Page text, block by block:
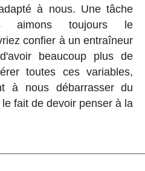
à nous. Une tâche
aimons toujours le
confier à un entraîneur
beaucoup plus de
toutes ces variables,
à nous débarrasser du
fait de devoir penser à la